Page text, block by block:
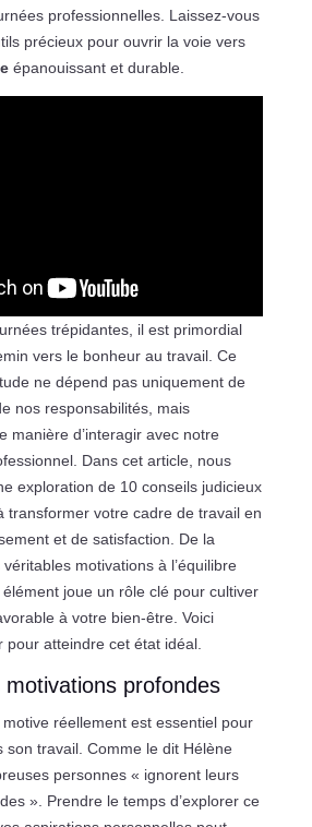
professionnelles. Laissez-vous
précieux pour ouvrir la voie vers
épanouissant et durable.
trépidantes, il est primordial
vers le bonheur au travail. Ce
ne dépend pas uniquement de
nos responsabilités, mais
manière d’interagir avec notre
Dans cet article, nous
exploration de 10 conseils judicieux
transformer votre cadre de travail en
et de satisfaction. De la
motivations à l’équilibre
joue un rôle clé pour cultiver
à votre bien-être. Voici
atteindre cet état idéal.
profondes
réellement est essentiel pour
son travail. Comme le dit Hélène
personnes « ignorent leurs
». Prendre le temps d’explorer ce